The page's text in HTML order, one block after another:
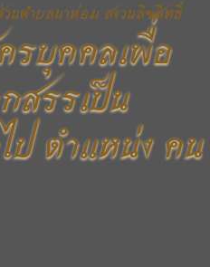
นตำบลนาห่อม สงวนลิขสิทธิ์
รบุคคลเพื่อ
สรรเป็น
ป ตำแหน่ง คน